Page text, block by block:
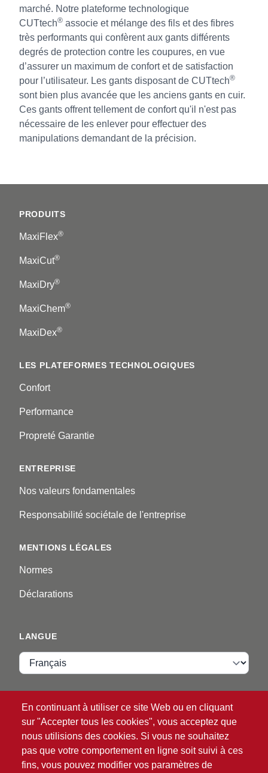
marché. Notre plateforme technologique
CUTtech® associe et mélange des fils et des fibres
très performants qui confèrent aux gants différents
degrés de protection contre les coupures, en vue
d’assurer un maximum de confort et de satisfaction
pour l’utilisateur. Les gants disposant de CUTtech®
sont bien plus avancée que les anciens gants en cuir.
Ces gants offrent tellement de confort qu'il n'est pas
nécessaire de les enlever pour effectuer des
manipulations demandant de la précision.
PRODUITS
MaxiFlex®
MaxiCut®
MaxiDry®
MaxiChem®
MaxiDex®
LES PLATEFORMES TECHNOLOGIQUES
Confort
Performance
Propreté Garantie
ENTREPRISE
Nos valeurs fondamentales
Responsabilité sociétale de l'entreprise
MENTIONS LÉGALES
Normes
Déclarations
En continuant à utiliser ce site Web ou en cliquant
sur "Accepter tous les cookies", vous acceptez que
nous utilisions des cookies. Si vous ne souhaitez
pas que votre comportement en ligne soit suivi à ces
fins, vous pouvez modifier vos paramètres de
LANGUE
Langue
Identifiant